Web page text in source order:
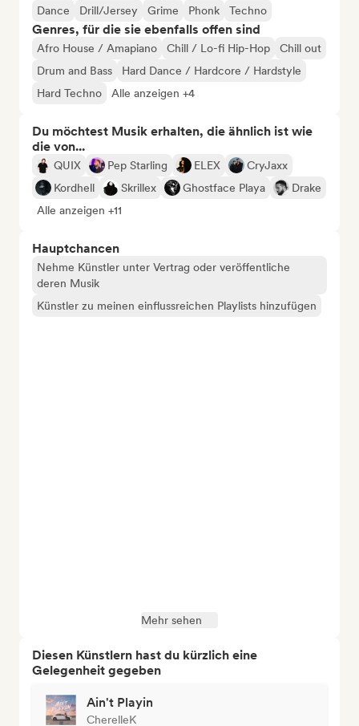
Dance Drill/Jersey Grime Phonk Techno
Genres, für die sie ebenfalls offen sind
Afro House / Amapiano Chill / Lo-fi Hip-Hop
Chill out
Drum and Bass
Hard Dance / Hardcore / Hardstyle
Hard Techno
Alle anzeigen +4
Du möchtest Musik erhalten, die ähnlich ist wie
die von...
QUIX Pep Starling ELEX
CryJaxx
Kordhell
Skrillex Ghostface Playa
Drake
Alle anzeigen +11
Hauptchancen
Nehme Künstler unter Vertrag oder veröffentliche
deren Musik
Künstler zu meinen einflussreichen Playlists hinzufügen
Mehr sehen
Diesen Künstlern hast du kürzlich eine
Gelegenheit gegeben
Ain't Playin
CherelleK